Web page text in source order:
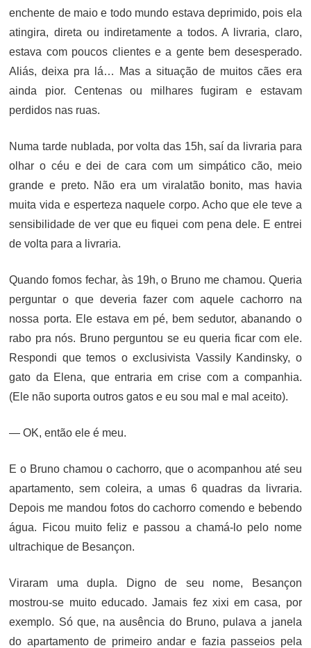
enchente de maio e todo mundo estava deprimido, pois ela
atingira, direta ou indiretamente a todos. A livraria, claro,
estava com poucos clientes e a gente bem desesperado.
Aliás, deixa pra lá… Mas a situação de muitos cães era
ainda pior. Centenas ou milhares fugiram e estavam
perdidos nas ruas.
Numa tarde nublada, por volta das 15h, saí da livraria para
olhar o céu e dei de cara com um simpático cão, meio
grande e preto. Não era um viralatão bonito, mas havia
muita vida e esperteza naquele corpo. Acho que ele teve a
sensibilidade de ver que eu fiquei com pena dele. E entrei
de volta para a livraria.
Quando fomos fechar, às 19h, o Bruno me chamou. Queria
perguntar o que deveria fazer com aquele cachorro na
nossa porta. Ele estava em pé, bem sedutor, abanando o
rabo pra nós. Bruno perguntou se eu queria ficar com ele.
Respondi que temos o exclusivista Vassily Kandinsky, o
gato da Elena, que entraria em crise com a companhia.
(Ele não suporta outros gatos e eu sou mal e mal aceito).
— OK, então ele é meu.
E o Bruno chamou o cachorro, que o acompanhou até seu
apartamento, sem coleira, a umas 6 quadras da livraria.
Depois me mandou fotos do cachorro comendo e bebendo
água. Ficou muito feliz e passou a chamá-lo pelo nome
ultrachique de Besançon.
Viraram uma dupla. Digno de seu nome, Besançon
mostrou-se muito educado. Jamais fez xixi em casa, por
exemplo. Só que, na ausência do Bruno, pulava a janela
do apartamento de primeiro andar e fazia passeios pela